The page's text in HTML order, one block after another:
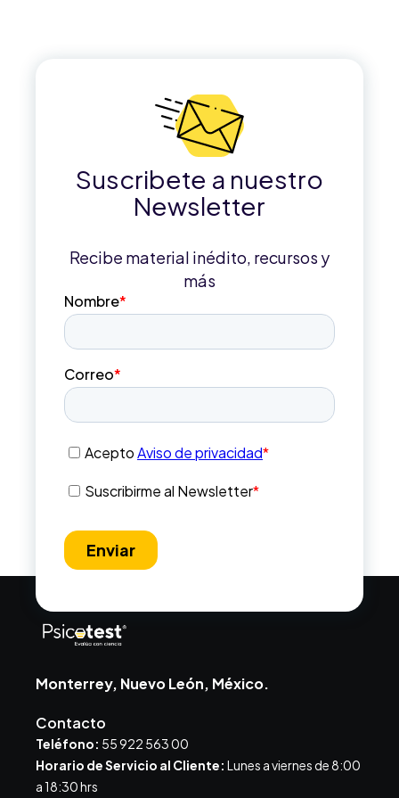
Suscribete a nuestro
Newsletter
Recibe material inédito, recursos y
más
Monterrey, Nuevo León, México.
Contacto
Teléfono: 55 922 563 00
Horario de Servicio al Cliente: Lunes a viernes de 8:00
a 18:30 hrs